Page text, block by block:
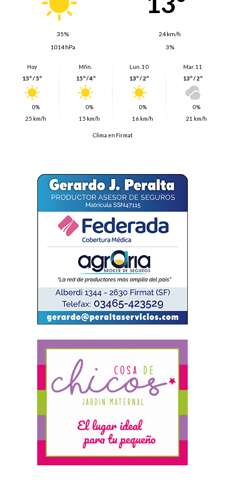
35%
24 km/h
1014 hPa
3%
Hoy
15º / 5º
0%
25 km/h
Mñn.
15º / 4º
0%
15 km/h
Lun. 10
13º / 2º
0%
16 km/h
Mar. 11
13º / 2º
0%
21 km/h
Clima en Firmat